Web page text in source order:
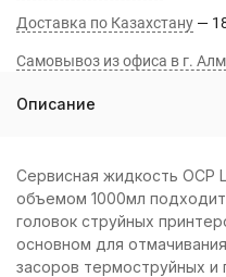
Доставка по Казахстану
Самовывоз из офиса в г.
Описание
Сервисная жидкость OCP
объемом 1000мл
головок струйных
основном для
засоров термоструйных и